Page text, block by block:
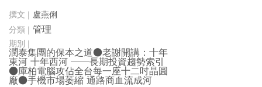
盧燕俐
管理
潤泰集團的保本之道●老謝開講：十年
東河 十年西河 ──長期投資趨勢索引
●庫柏電腦攻佔全台每一座十二吋晶圓
廠●手機市場萎縮 通路商血流成河